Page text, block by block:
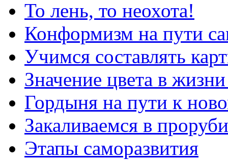
То лень, то неохота!
Конформизм на пути
Учимся составлять
Значение цвета в
Гордыня на пути к
Закаливаемся в
Этапы саморазвития